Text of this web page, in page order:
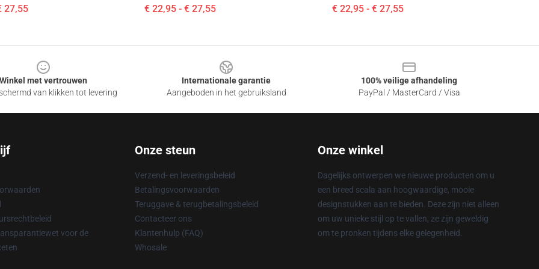
27,55 € 22,95 - € 27,55 € 22,95 - € 27,55
Winkel met vertrouwen
van klikken tot levering
Internationale garantie
Aangeboden in het gebruiksland
100% veilige afhandeling
PayPal / MasterCard / Visa
voor de
Onze steun
Verzend- en leveringsbeleid
Betalingsvoorwaarden
Teruggave & terugbetalingsbeleid
Contacteer ons
Klantenhulp (FAQ)
Whosale
Onze winkel
Dagelijks ontwerpen we nieuwe producten om u
een breed scala aan hoogwaardige, mooie
designstukken aan te bieden. Deze zijn niet alleen
om uw unieke stijl op te vallen, ze zijn geweldig
om te pronken tijdens elke gelegenheid.